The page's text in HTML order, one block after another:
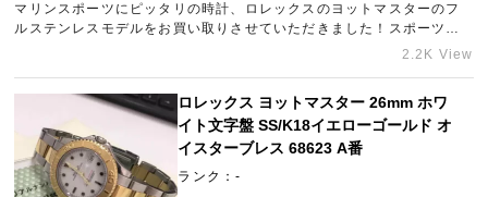
マリンスポーツにピッタリの時計、ロレックスのヨットマスターのフ
ルステンレスモデルをお買い取りさせていただきました！スポーツタ
イプのウォッチはやはり人気で需要も高いですね！ロレックスの時計
2.2K View
ロレックス ヨットマスター 26mm ホワ
イト文字盤 SS/K18イエローゴールド オ
イスターブレス 68623 A番
ランク：-